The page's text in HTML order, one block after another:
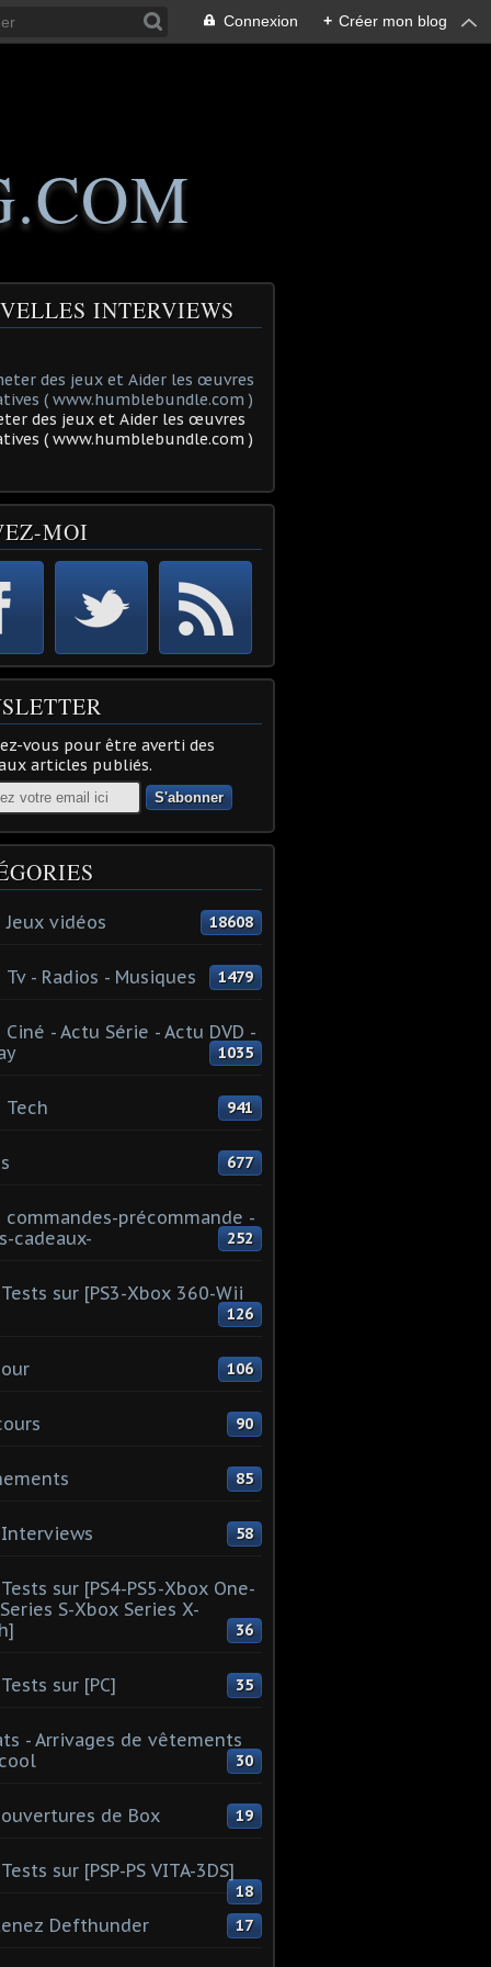
Connexion + Créer mon blog
INTERVIEWS
des jeux et Aider les œuvres
( www.humblebundle.com )
MOI
vous pour être averti des
articles publiés.
Jeux vidéos 18608
- Radios - Musiques 1479
- Actu Série - Actu DVD -
1035
Tech 941
677
commandes-précommande -
cadeaux-
252
sur [PS3-Xbox 360-Wii
126
106
90
85
58
sur [PS4-PS5-Xbox One-
S-Xbox Series X-
36
sur [PC] 35
- Arrivages de vêtements
30
de Box 19
sur [PSP-PS VITA-3DS]
18
Defthunder 17